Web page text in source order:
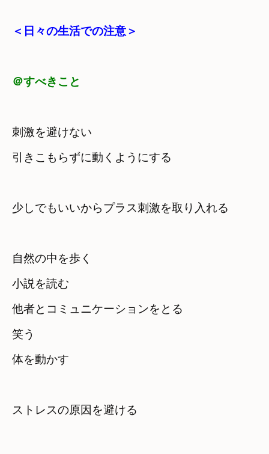
＜日々の生活での注意＞
＠すべきこと
刺激を避けない
引きこもらずに動くようにする
少しでもいいからプラス刺激を取り入れる
自然の中を歩く
小説を読む
他者とコミュニケーションをとる
笑う
体を動かす
ストレスの原因を避ける